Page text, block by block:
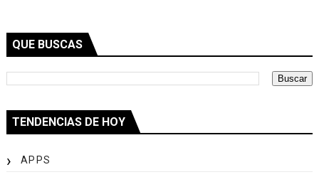
QUE BUSCAS
TENDENCIAS DE HOY
APPS